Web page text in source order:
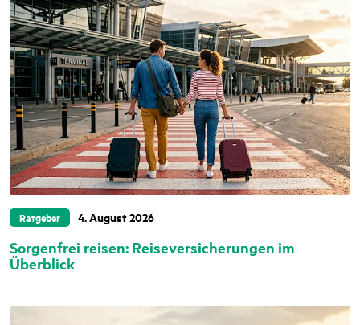
Ratgeber 4. August 2026
Sorgenfrei reisen: Reiseversicherungen im
Überblick